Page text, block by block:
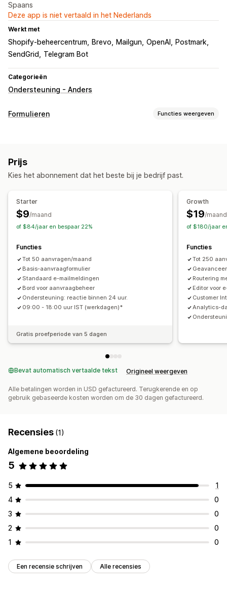
Spaans
Deze app is niet vertaald in het Nederlands
Werkt met
Shopify-beheercentrum Brevo Mailgun OpenAI
Postmark
SendGrid
Telegram Bot
Categorieën
Ondersteuning - Anders
Formulieren Functies weergeven
Aanpassing
Gegevensbeheer
Dashboard Status volgen
Prijs
Kies het abonnement dat het beste bij je bedrijf past.
Starter
$9/maand
of $84/jaar en bespaar 22%
Functies
Tot 50 aanvragen/maand
Basis-aanvraagformulier
Standaard e-mailmeldingen
Bord voor aanvraagbeheer
Ondersteuning: reactie binnen 24 uur.
09:00 - 18:00 uur IST (werkdagen)*
Gratis proefperiode van 5 dagen
Growth
$19/maand
of $180/jaar
Functies
Tot 250
Routering
Editor voor
Customer
Analytics-
Bevat automatisch vertaalde tekst Origineel weergeven
Alle betalingen worden in USD gefactureerd. Terugkerende en op
gebruik gebaseerde kosten worden om de 30 dagen gefactureerd.
Recensies (1)
Algemene beoordeling
5
5
1
4
0
3
0
2
0
1
0
Een recensie schrijven Alle recensies